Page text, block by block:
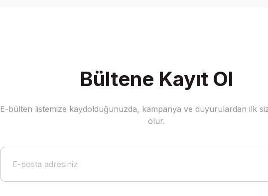
Bültene Kayıt Ol
E-bülten listemize kaydolduğunuzda, kampanya ve duyurulardan ilk
olur.